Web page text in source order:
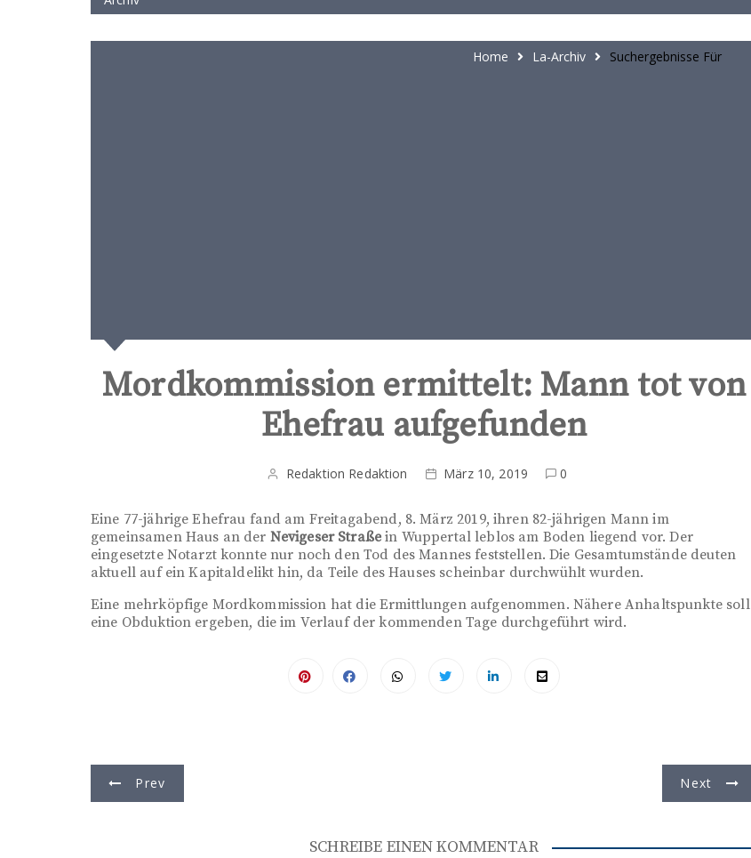
Home La-Archiv Suchergebnisse Für
Mordkommission ermittelt: Mann tot von
Ehefrau aufgefunden
Redaktion Redaktion März 10, 2019 0
Eine 77-jährige Ehefrau fand am Freitagabend, 8. März 2019, ihren 82-jährigen Mann im
gemeinsamen Haus an der Nevigeser Straße in Wuppertal leblos am Boden liegend vor. Der
eingesetzte Notarzt konnte nur noch den Tod des Mannes feststellen. Die Gesamtumstände deuten
aktuell auf ein Kapitaldelikt hin, da Teile des Hauses scheinbar durchwühlt wurden.
Eine mehrköpfige Mordkommission hat die Ermittlungen aufgenommen. Nähere Anhaltspunkte soll
eine Obduktion ergeben, die im Verlauf der kommenden Tage durchgeführt wird.
e
Prev Next
SCHREIBE EINEN KOMMENTAR